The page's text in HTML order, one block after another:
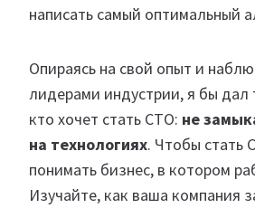
написать самый оптимальный
Опираясь на свой опыт и
лидерами индустрии, я бы дал
кто хочет стать CTO: не
на технологиях. Чтобы стать
понимать бизнес, в котором
Изучайте, как ваша компания